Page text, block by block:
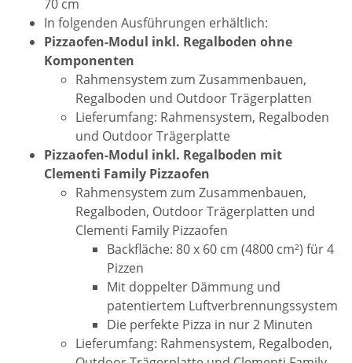
70 cm
In folgenden Ausführungen erhältlich:
Pizzaofen-Modul inkl. Regalboden ohne
Komponenten
Rahmensystem zum Zusammenbauen,
Regalboden und Outdoor Trägerplatten
Lieferumfang: Rahmensystem, Regalboden
und Outdoor Trägerplatte
Pizzaofen-Modul inkl. Regalboden mit
Clementi Family Pizzaofen
Rahmensystem zum Zusammenbauen,
Regalboden, Outdoor Trägerplatten und
Clementi Family Pizzaofen
Backfläche: 80 x 60 cm (4800 cm²) für 4
Pizzen
Mit doppelter Dämmung und
patentiertem Luftverbrennungssystem
Die perfekte Pizza in nur 2 Minuten
Lieferumfang: Rahmensystem, Regalboden,